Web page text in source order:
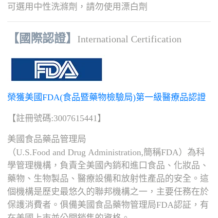
可選用中性洗滌劑，請勿使用漂白劑
【國際認證】 International Certification
榮獲美國FDA(食品暨藥物檢驗局)第一級醫療品認證
【註冊號碼:3007615441】
美國食品藥品管理局
（U.S.Food and Drug Administration,簡稱FDA）為科
學管理機構， 負責全美國內銷和進口食品、化妝品、
藥物、生物製品、醫療設備和放射性產品的安全。 這
個機構是歷史最悠久的聯邦機構之一，主要任務在於
保護消費者。 俱備美國食品藥物管理局FDA認証，有